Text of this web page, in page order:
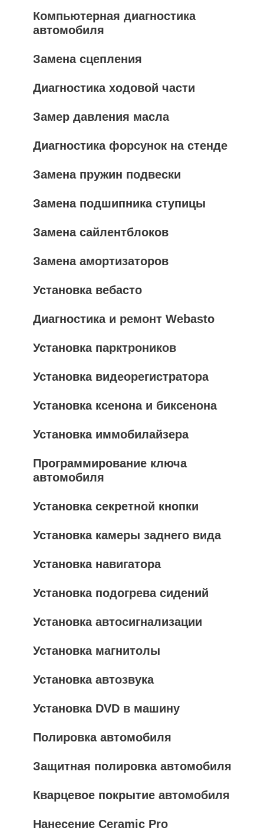
Компьютерная диагностика
автомобиля
Замена сцепления
Диагностика ходовой части
Замер давления масла
Диагностика форсунок на стенде
Замена пружин подвески
Замена подшипника ступицы
Замена сайлентблоков
Замена амортизаторов
Установка вебасто
Диагностика и ремонт Webasto
Установка парктроников
Установка видеорегистратора
Установка ксенона и биксенона
Установка иммобилайзера
Программирование ключа
автомобиля
Установка секретной кнопки
Установка камеры заднего вида
Установка навигатора
Установка подогрева сидений
Установка автосигнализации
Установка магнитолы
Установка автозвука
Установка DVD в машину
Полировка автомобиля
Защитная полировка автомобиля
Кварцевое покрытие автомобиля
Нанесение Ceramic Pro